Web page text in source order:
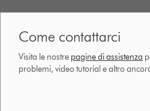
Come contattarci
Visita le nostre pagine di assistenza
problemi, video tutorial e altro